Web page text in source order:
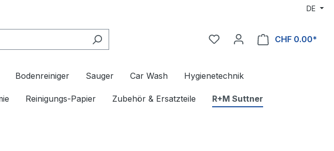
DE
CHF 0.00*
Bodenreiniger Sauger Car Wash Hygienetechnik
Reinigungs-Papier Zubehör & Ersatzteile R+M Suttner